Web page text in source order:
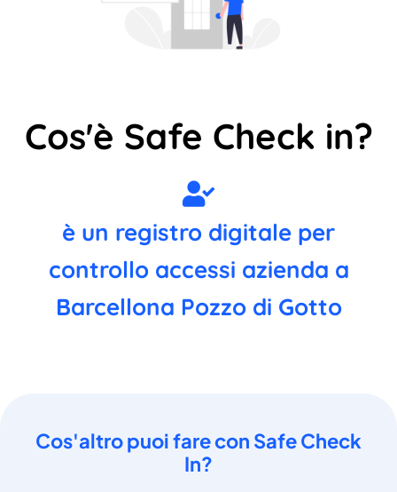
Cos'è Safe Check in?
è un registro digitale per
controllo accessi azienda a
Barcellona Pozzo di Gotto
Cos'altro puoi fare con Safe Check
In?